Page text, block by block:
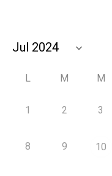
L M M
1 2 3
8 9 10